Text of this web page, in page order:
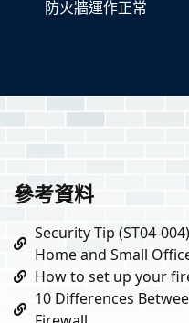
防火牆運作正常
參考資料
Security Tip (ST04-
Home and Small
How to set up your
10 Differences